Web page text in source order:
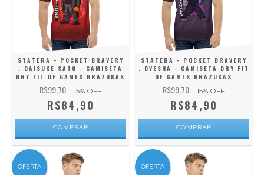
STATERA - POCKET BRAVERY
. DAISUKE SATO - CAMISETA
DRY FIT DE GAMES BRAZUKAS
R$99,70 15% OFF
R$84,90
COMPRAR
STATERA - POCKET BRAVERY
. DVESHA - CAMISETA DRY FIT
DE GAMES BRAZUKAS
R$99,70 15% OFF
R$84,90
COMPRAR
OFERTA OFERTA